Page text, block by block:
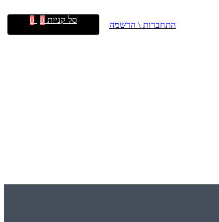
התחברות \ הרשמה סל קניות 0
0